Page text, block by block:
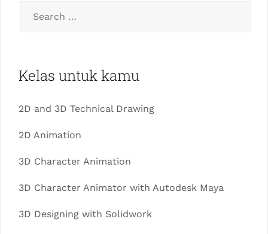
Kelas untuk kamu
2D and 3D Technical Drawing
2D Animation
3D Character Animation
3D Character Animator with Autodesk Maya
3D Designing with Solidwork